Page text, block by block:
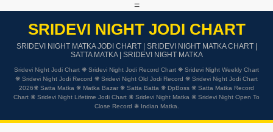
=
SRIDEVI NIGHT JODI CHART
SRIDEVI NIGHT MATKA JODI CHART | SRIDEVI NIGHT MATKA CHART |
SATTA MATKA | SRIDEVI NIGHT MATKA
Sridevi Night Jodi Chart ❋ Sridevi Night Jodi Record Chart ❋ Sridevi Night Weekly Chart
❋ Sridevi Night Jodi Record ❋ Sridevi Night Old Jodi Record ❋ Sridevi Night Jodi Chart
2026❋ Satta Matka ❋ Matka Bazar ❋ Satta Batta ❋ DpBoss ❋ Satta Matka Record
Chart ❋ Sridevi Night Lifetime Jodi Chart ❋ Sridevi Night Matka ❋ Sridevi Night Open To
Close Record ❋ Indian Matka.